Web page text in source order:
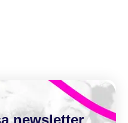
newsletter